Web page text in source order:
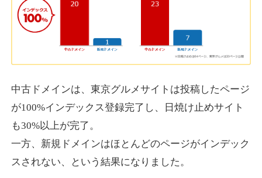
詳細を見る
actagainstaids.com
ジャンルその他
DA38 外部リンク数527 ドメイン年齢26年
10,800円 入札 0件
express-soft.com
中古ドメインは、東京グルメサイトは投稿したページ
が100%インデックス登録完了し、日焼け止めサイト
も30%以上が完了。
一方、新規ドメインはほとんどのページがインデック
スされない、という結果になりました。